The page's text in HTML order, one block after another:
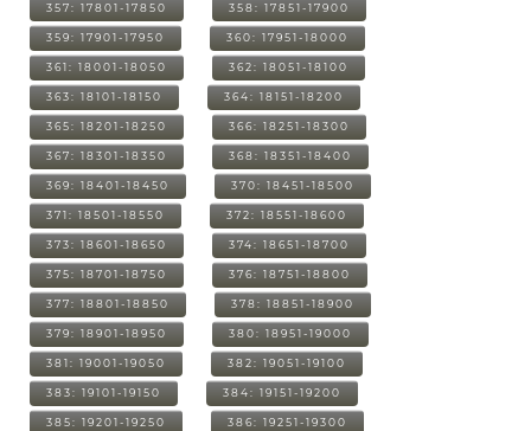
357: 17801-17850 358: 17851-17900
359: 17901-17950 360: 17951-18000
361: 18001-18050 362: 18051-18100
363: 18101-18150 364: 18151-18200
365: 18201-18250 366: 18251-18300
367: 18301-18350 368: 18351-18400
369: 18401-18450 370: 18451-18500
371: 18501-18550 372: 18551-18600
373: 18601-18650 374: 18651-18700
375: 18701-18750 376: 18751-18800
377: 18801-18850 378: 18851-18900
379: 18901-18950 380: 18951-19000
381: 19001-19050 382: 19051-19100
383: 19101-19150 384: 19151-19200
385: 19201-19250 386: 19251-19300